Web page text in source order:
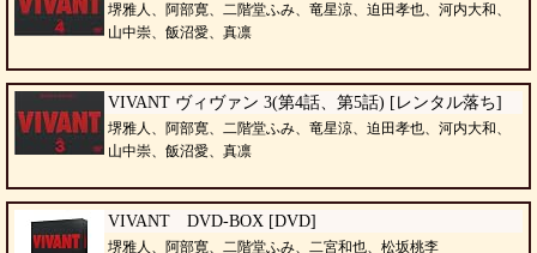
堺雅人、阿部寛、二階堂ふみ、竜星涼、迫田孝也、河内大和、
山中崇、飯沼愛、真凛
VIVANT ヴィヴァン 3(第4話、第5話) [レンタル落ち]
堺雅人、阿部寛、二階堂ふみ、竜星涼、迫田孝也、河内大和、
山中崇、飯沼愛、真凛
VIVANT DVD-BOX [DVD]
堺雅人、阿部寛、二階堂ふみ、二宮和也、松坂桃李